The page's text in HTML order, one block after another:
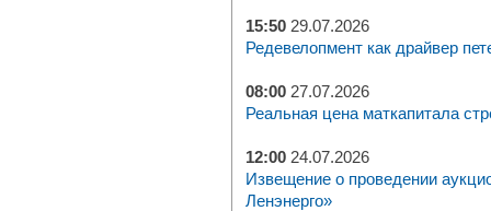
15:50 29.07.2026
Редевелопмент как драйвер
08:00 27.07.2026
Реальная цена маткапитала
12:00 24.07.2026
Извещение о проведении
Ленэнерго»